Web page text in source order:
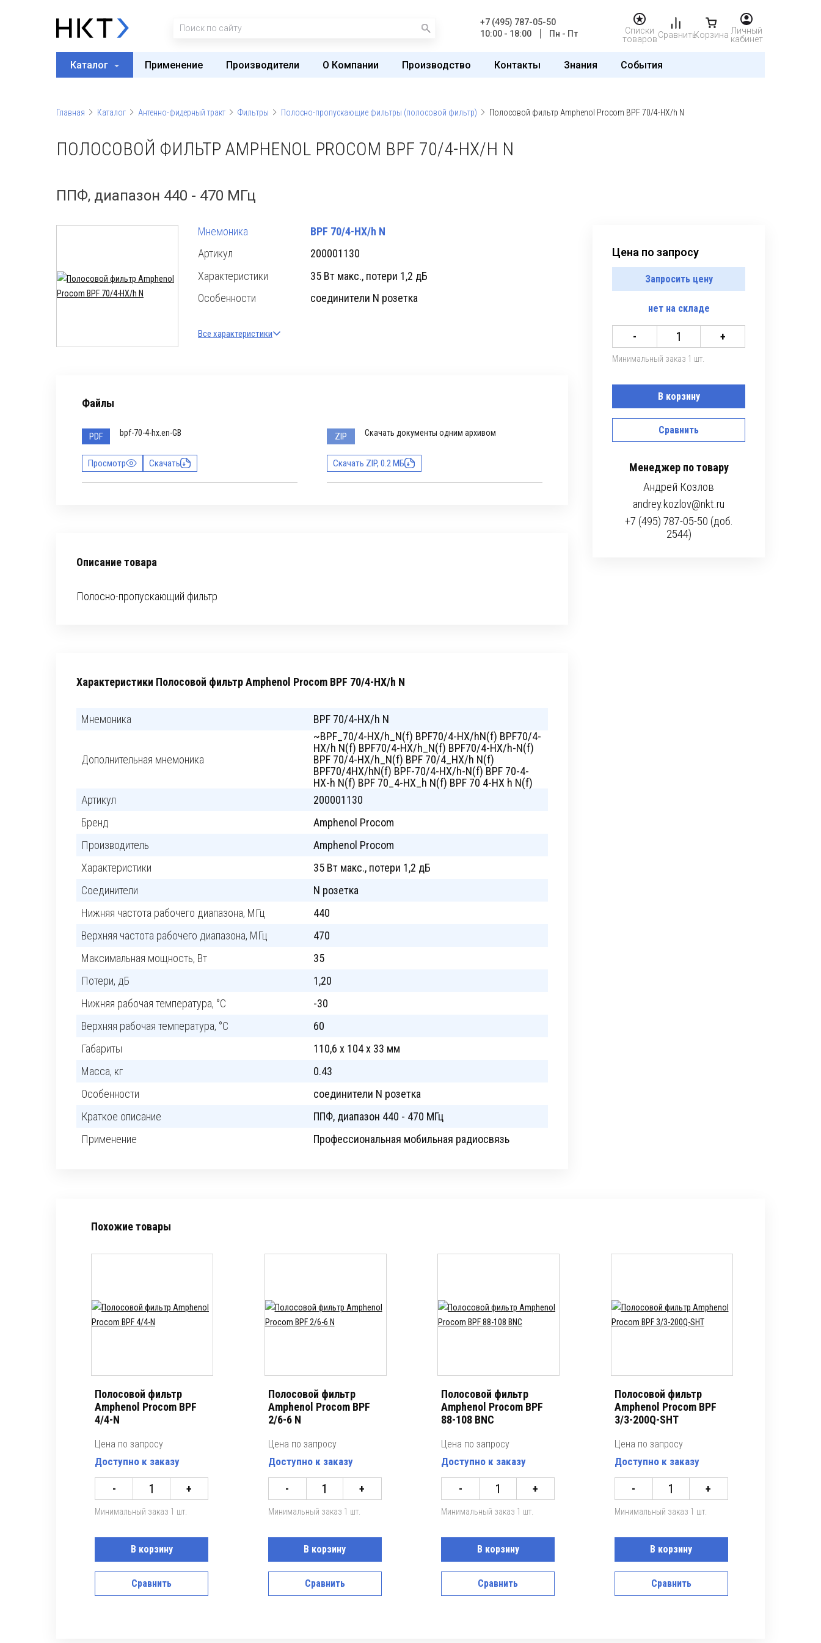
+7 (495) 787-05-50
10:00 - 18:00
Пн - Пт
Списки
товаровСравнитьКорзина Личный
кабинет
Каталог Применение Производители О Компании Производство Контакты Знания События
Главная Каталог Антенно-фидерный тракт Фильтры Полосно-пропускающие фильтры (полосовой фильтр) Полосовой фильтр Amphenol Procom BPF 70/4-HX/h N
ПОЛОСОВОЙ ФИЛЬТР AMPHENOL PROCOM BPF 70/4-HX/H N
ППФ, диапазон 440 - 470 МГц
Мнемоника
BPF 70/4-HX/h N
Артикул
200001130
Характеристики
35 Вт макс., потери 1,2 дБ
Особенности
соединители N розетка
Все характеристики
Файлы
PDF bpf-70-4-hx.en-GB
Просмотр Скачать
ZIP Скачать документы одним архивом
Скачать ZIP, 0.2 МБ
Описание товара
Полосно-пропускающий фильтр
Характеристики Полосовой фильтр Amphenol Procom BPF 70/4-HX/h N
Мнемоника BPF 70/4-HX/h N
Дополнительная мнемоника
~BPF_70/4-HX/h_N(f) BPF70/4-HX/hN(f) BPF70/4-
HX/h N(f) BPF70/4-HX/h_N(f) BPF70/4-HX/h-N(f)
BPF 70/4-HX/h_N(f) BPF 70/4_HX/h N(f)
BPF70/4HX/hN(f) BPF-70/4-HX/h-N(f) BPF 70-4-
HX-h N(f) BPF 70_4-HX_h N(f) BPF 70 4-HX h N(f)
Артикул
200001130
Бренд
Amphenol Procom
Производитель
Amphenol Procom
Характеристики
35 Вт макс., потери 1,2 дБ
Соединители
N розетка
Нижняя частота рабочего диапазона, МГц
440
Верхняя частота рабочего диапазона, МГц
470
Максимальная мощность, Вт
35
Потери, дБ
1,20
Нижняя рабочая температура, °C
-30
Верхняя рабочая температура, °C
60
Габариты
110,6 x 104 x 33 мм
Масса, кг
0.43
Особенности
соединители N розетка
Краткое описание
ППФ, диапазон 440 - 470 МГц
Применение
Профессиональная мобильная радиосвязь
Цена по запросу
Запросить цену
нет на складе
- +
Минимальный заказ 1 шт.
В корзину
Сравнить
Менеджер по товару
Андрей Козлов
andrey.kozlov@nkt.ru
+7 (495) 787-05-50 (доб.
2544)
Похожие товары
Полосовой фильтр
Amphenol Procom BPF
4/4-N
Цена по запросу
Доступно к заказу
- +
Минимальный заказ 1 шт.
В корзину
Сравнить
Полосовой фильтр
Amphenol Procom BPF
2/6-6 N
Цена по запросу
Доступно к заказу
- +
Минимальный заказ 1 шт.
В корзину
Сравнить
Полосовой фильтр
Amphenol Procom BPF
88-108 BNC
Цена по запросу
Доступно к заказу
- +
Минимальный заказ 1 шт.
В корзину
Сравнить
Полосовой фильтр
Amphenol Procom BPF
3/3-200Q-SHT
Цена по запросу
Доступно к заказу
- +
Минимальный заказ 1 шт.
В корзину
Сравнить